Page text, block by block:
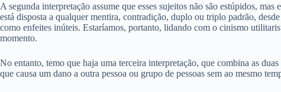
A segunda interpretação assume que esses sujeitos não são estúpidos,
está disposta a qualquer mentira, contradição, duplo ou triplo padrão,
como enfeites inúteis. Estaríamos, portanto, lidando com o cinismo
momento.
No entanto, temo que haja uma terceira interpretação, que combina as
que causa um dano a outra pessoa ou grupo de pessoas sem ao mesmo